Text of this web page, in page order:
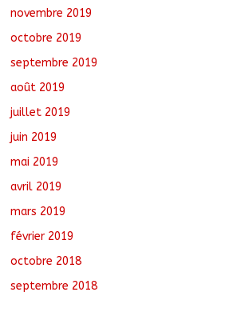
novembre 2019
octobre 2019
septembre 2019
août 2019
juillet 2019
juin 2019
mai 2019
avril 2019
mars 2019
février 2019
octobre 2018
septembre 2018